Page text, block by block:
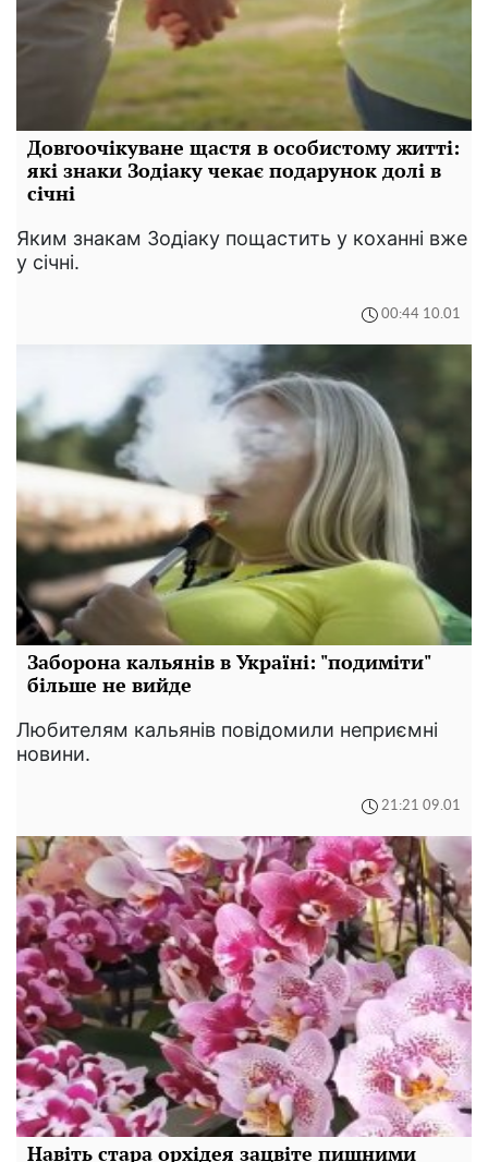
Довгоочікуване щастя в особистому житті:
які знаки Зодіаку чекає подарунок долі в
січні
Яким знакам Зодіаку пощастить у коханні вже
у січні.
00:44 10.01
Заборона кальянів в Україні: "подиміти"
більше не вийде
Любителям кальянів повідомили неприємні
новини.
21:21 09.01
Навіть стара орхідея зацвіте пишними